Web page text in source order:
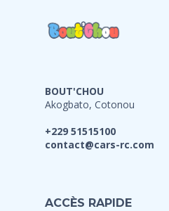
BOUT'CHOU
Akogbato, Cotonou
+229 51515100
contact@cars-rc.com
ACCÈS RAPIDE